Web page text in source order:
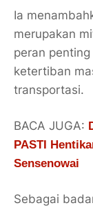
Ia
merupakan
peran
ketertiban
transportasi.
BACA JUGA:
PASTI
Sensenowai
Sebagai